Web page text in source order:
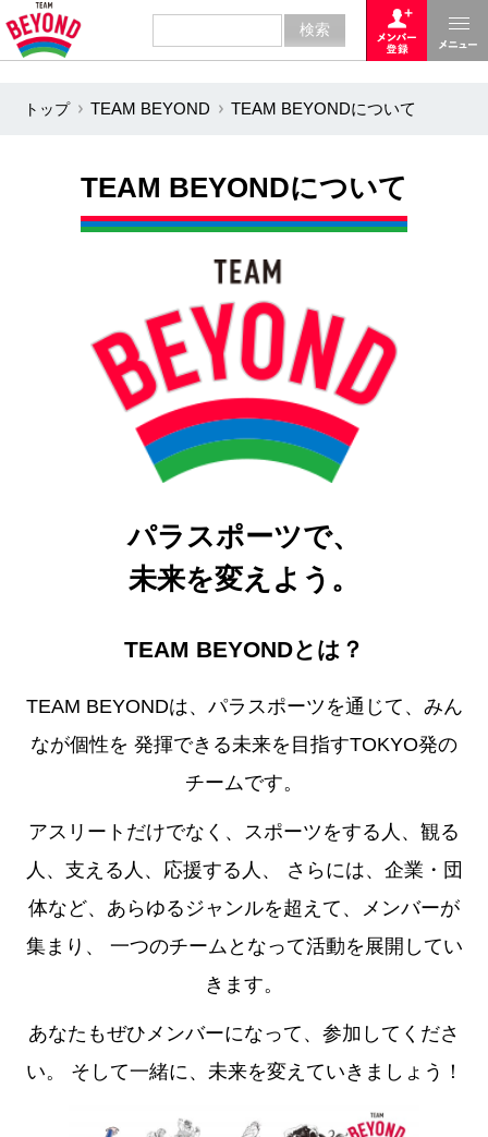
トップ TEAM BEYOND TEAM BEYONDについて
TEAM BEYONDについて
パラスポーツで、
未来を変えよう。
TEAM BEYONDとは？
TEAM BEYONDは、パラスポーツを通じて、みん
なが個性を 発揮できる未来を目指すTOKYO発の
チームです。
アスリートだけでなく、スポーツをする人、観る
人、支える人、応援する人、
さらには、企業・団
体など、あらゆるジャンルを超えて、メンバーが
集まり、
一つのチームとなって活動を展開してい
きます。
あなたもぜひメンバーになって、参加してくださ
い。
そして一緒に、未来を変えていきましょう！